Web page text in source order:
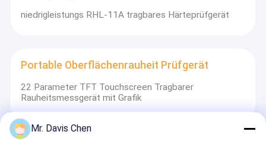
niedrigleistungs RHL-11A tragbares Härteprüfgerät
Portable Oberflächenrauheit Prüfgerät
22 Parameter TFT Touchscreen Tragbarer
Rauheitsmessgerät mit Grafik
Mr. Davis Chen